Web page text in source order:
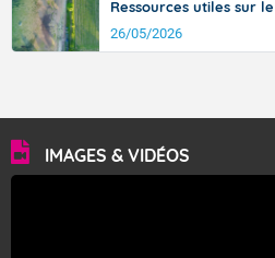
Ressources utiles sur
26/05/2026
IMAGES & VIDÉOS